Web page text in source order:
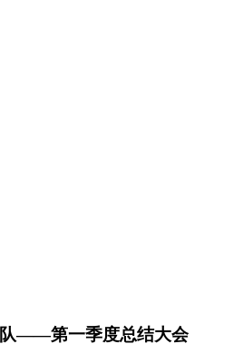
——第一季度总结大会